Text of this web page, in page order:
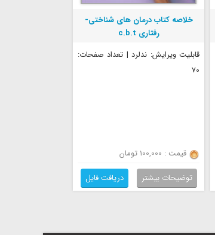
خلاصه کتاب درمان های شناختی-
رفتاری c.b.t
قابلیت ویرایش: ندلرد | تعداد صفحات:
70
قیمت : 100,000 تومان
توضیحات بیشتر
دریافت فایل